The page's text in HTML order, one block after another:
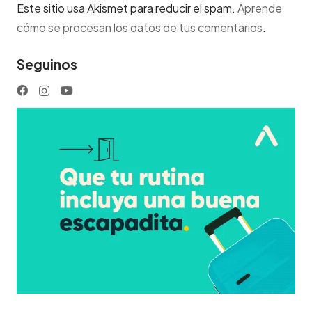
Este sitio usa Akismet para reducir el spam. Aprende
cómo se procesan los datos de tus comentarios.
Seguinos